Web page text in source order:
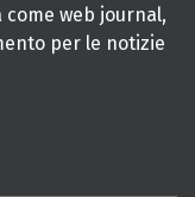
come web journal,
per le notizie